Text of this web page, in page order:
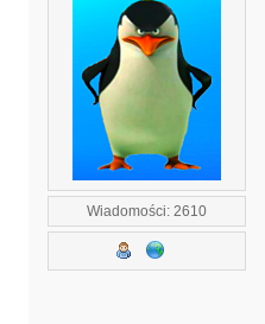
Wiadomości: 2610